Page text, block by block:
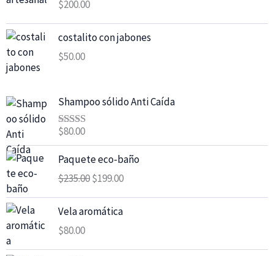
$200.00
costalito con jabones
$50.00
Shampoo sólido Anti Caída
Valorado
con5.00de
5
$80.00
Paquete eco-baño
$235.00original
era:
$235.00.
$199.00
El
actual
es:
Vela aromática
$80.00